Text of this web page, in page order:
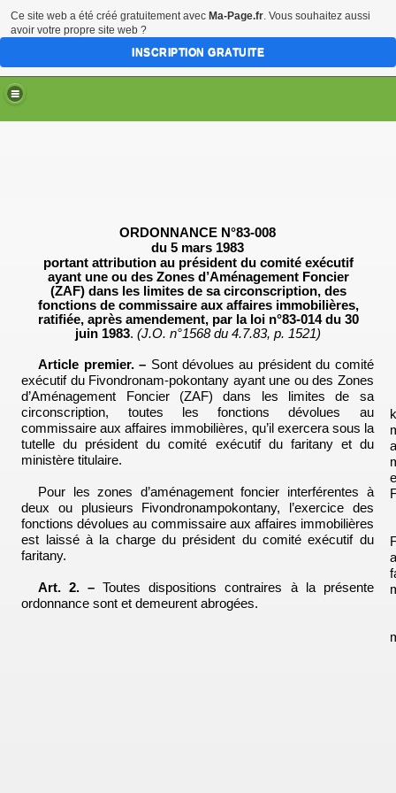
ORDONNANCE N°83-008
du 5 mars 1983
portant attribution au président du comité exécutif
ayant une ou des Zones d’Aménagement Foncier
(ZAF) dans les limites de sa circonscription, des
fonctions de commissaire aux affaires immobilières,
ratifiée, après amendement, par la loi n°83-014 du 30
juin 1983. (J.O. n°1568 du 4.7.83, p. 1521)
Article premier. – Sont dévolues au président du comité
exécutif du Fivondronam-pokontany ayant une ou des Zones
d’Aménagement Foncier (ZAF) dans les limites de sa
circonscription, toutes les fonctions dévolues au
commissaire aux affaires immobilières, qu’il exercera sous la
tutelle du président du comité exécutif du faritany et du
ministère titulaire.
Pour les zones d’aménagement foncier interférentes à
deux ou plusieurs Fivondronampokontany, l’exercice des
fonctions dévolues au commissaire aux affaires immobilières
est laissé à la charge du président du comité exécutif du
faritany.
Art. 2. –Toutes dispositions contraires à la présente
ordonnance sont et demeurent abrogées.
Ce site web a été créé gratuitement avec Ma-Page.fr. Vous souhaitez aussi
avoir votre propre site web ?
INSCRIPTION GRATUITE